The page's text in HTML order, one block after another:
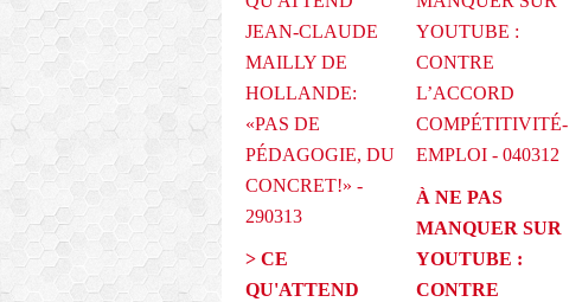
> CE
QU'ATTEND
À NE PAS
MANQUER SUR
YOUTUBE :
CONTRE